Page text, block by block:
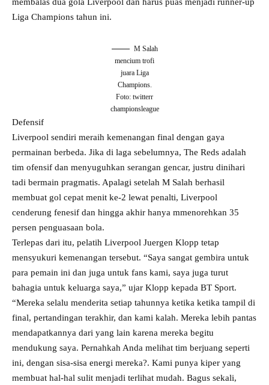
Liga Champions tahun ini.
M Salah
mencium trofi
juara Liga
Champions.
Foto: twitterr
championsleague
Defensif
Liverpool sendiri meraih kemenangan final dengan gaya
permainan berbeda. Jika di laga sebelumnya, The Reds adalah
tim ofensif dan menyuguhkan serangan gencar, justru dinihari
tadi bermain pragmatis. Apalagi setelah M Salah berhasil
membuat gol cepat menit ke-2 lewat penalti, Liverpool
cenderung fenesif dan hingga akhir hanya mmenorehkan 35
persen penguasaan bola.
Terlepas dari itu, pelatih Liverpool Juergen Klopp tetap
mensyukuri kemenangan tersebut. “Saya sangat gembira untuk
para pemain ini dan juga untuk fans kami, saya juga turut
bahagia untuk keluarga saya,” ujar Klopp kepada BT Sport.
“Mereka selalu menderita setiap tahunnya ketika ketika tampil di
final, pertandingan terakhir, dan kami kalah. Mereka lebih pantas
mendapatkannya dari yang lain karena mereka begitu
mendukung saya. Pernahkah Anda melihat tim berjuang seperti
ini, dengan sisa-sisa energi mereka?. Kami punya kiper yang
membuat hal-hal sulit menjadi terlihat mudah. Bagus sekali,